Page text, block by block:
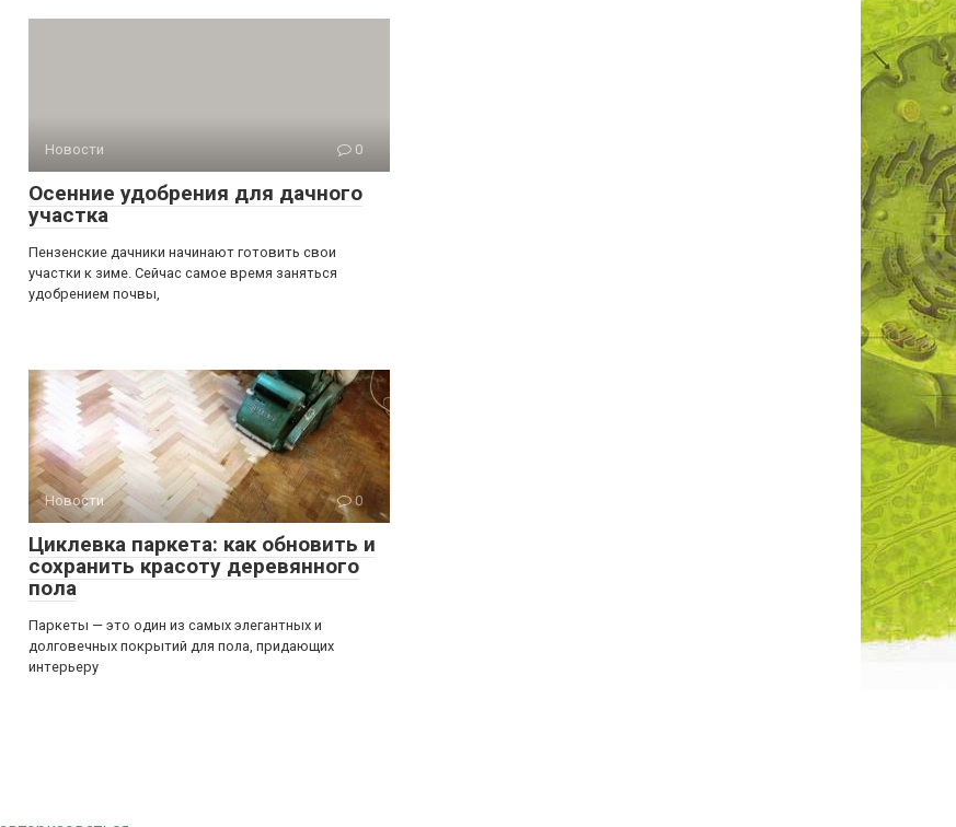
Новости 0
Осенние удобрения для дачного
участка
Пензенские дачники начинают готовить свои
участки к зиме. Сейчас самое время заняться
удобрением почвы,
Новости 0
Циклевка паркета: как обновить и
сохранить красоту деревянного
пола
Паркеты — это один из самых элегантных и
долговечных покрытий для пола, придающих
интерьеру